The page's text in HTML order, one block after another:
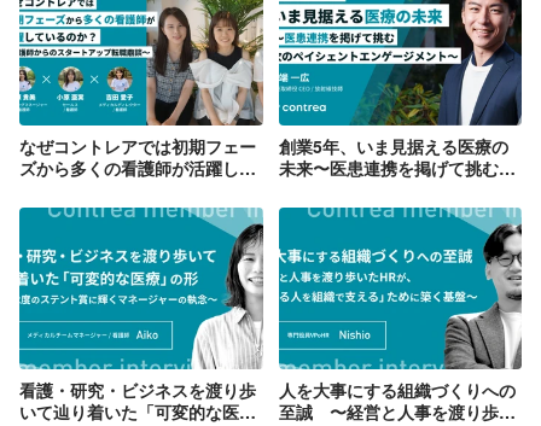
なぜコントレアでは初期フェー
ズから多くの看護師が活躍して
ートアップ転職鼎談～
創業5年、いま見据える医療の
未来〜医患連携を掲げて挑む次
ト〜
看護・研究・ビジネスを渡り歩
いて辿り着いた「可変的な医
人を大事にする組織づくりへの
至誠 〜経営と人事を渡り歩い